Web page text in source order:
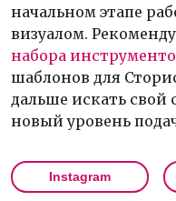
начальном этапе
визуалом.
набора
шаблонов для
дальше искать свой
новый уровень
Instagram